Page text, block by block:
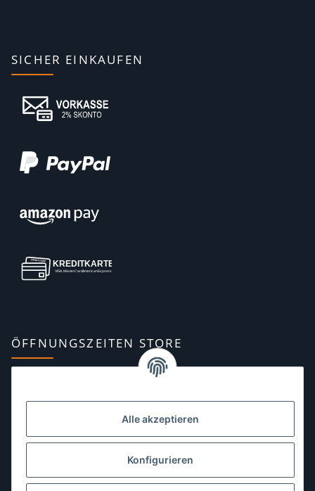
Alle akzeptieren
Konfigurieren
SICHER EINKAUFEN
ÖFFNUNGSZEITEN STORE
10:00–13:00, 14:00–18:00 Uhr
Dienstag:10:00–13:00, 14:00–16:00 Uhr
10:00–13:00 Uhr
Freitag:10:00–13:00, 14:00–18:00 Uhr